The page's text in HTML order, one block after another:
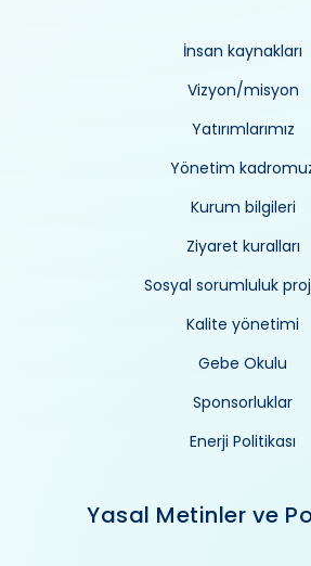
İnsan kaynakları
Vizyon/misyon
Yatırımlarımız
Yönetim
Kurum bilgileri
Ziyaret kuralları
Sosyal sorumluluk
Kalite yönetimi
Gebe Okulu
Sponsorluklar
Enerji Politikası
Yasal Metinler ve